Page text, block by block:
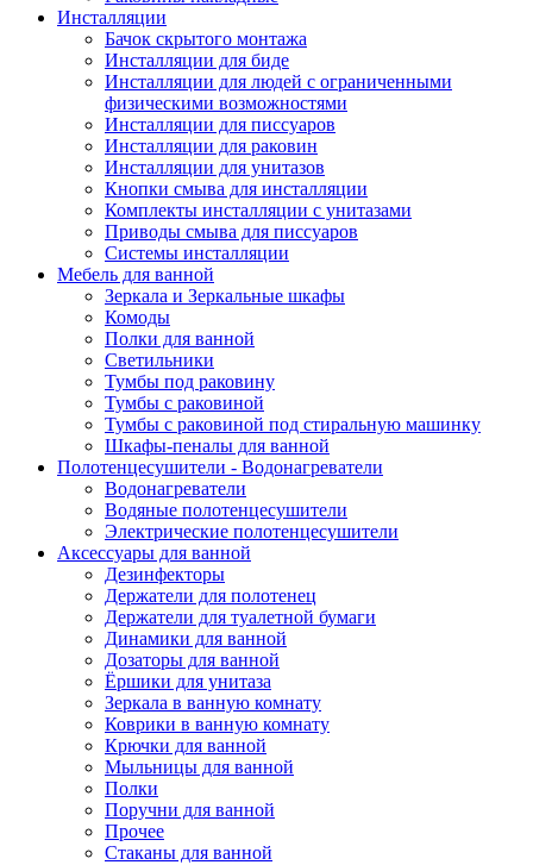
Инсталляции
Бачок скрытого монтажа
Инсталляции для биде
Инсталляции для людей с ограниченными
физическими возможностями
Инсталляции для писсуаров
Инсталляции для раковин
Инсталляции для унитазов
Кнопки смыва для инсталляции
Комплекты инсталляции с унитазами
Приводы смыва для писсуаров
Системы инсталляции
Мебель для ванной
Зеркала и Зеркальные шкафы
Комоды
Полки для ванной
Светильники
Тумбы под раковину
Тумбы с раковиной
Тумбы с раковиной под стиральную машинку
Шкафы-пеналы для ванной
Полотенцесушители - Водонагреватели
Водонагреватели
Водяные полотенцесушители
Электрические полотенцесушители
Аксессуары для ванной
Дезинфекторы
Держатели для полотенец
Держатели для туалетной бумаги
Динамики для ванной
Дозаторы для ванной
Ёршики для унитаза
Зеркала в ванную комнату
Коврики в ванную комнату
Крючки для ванной
Мыльницы для ванной
Полки
Поручни для ванной
Прочее
Стаканы для ванной